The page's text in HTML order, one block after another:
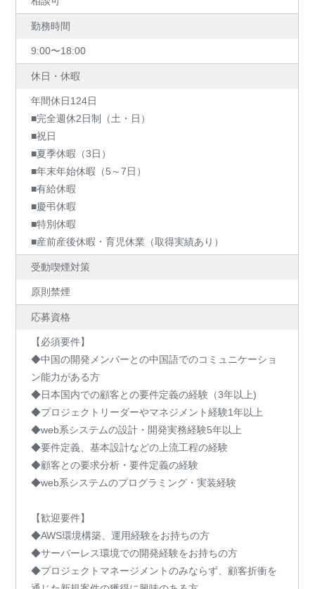
勤務時間
9:00〜18:00
休日・休暇
年間休⽇124⽇
■完全週休2⽇制（⼟・⽇）
■祝⽇
■夏季休暇（3⽇）
■年末年始休暇（5～7⽇）
■有給休暇
■慶弔休暇
■特別休暇
■産前産後休暇・育児休業（取得実績あり）
受動喫煙対策
原則禁煙
応募資格
【必須要件】
◆中国の開発メンバーとの中国語でのコミュニケーショ
ン能力がある方
◆日本国内での顧客との要件定義の経験（3年以上)
◆プロジェクトリーダーやマネジメント経験1年以上
◆web系システムの設計・開発実務経験5年以上
◆要件定義、基本設計などの上流工程の経験
◆顧客との要求分析・要件定義の経験
◆web系システムのプログラミング・実装経験
【歓迎要件】
◆AWS環境構築、運用経験をお持ちの方
◆サーバーレス環境での開発経験をお持ちの方
◆プロジェクトマネージメントのみならず、顧客折衝を